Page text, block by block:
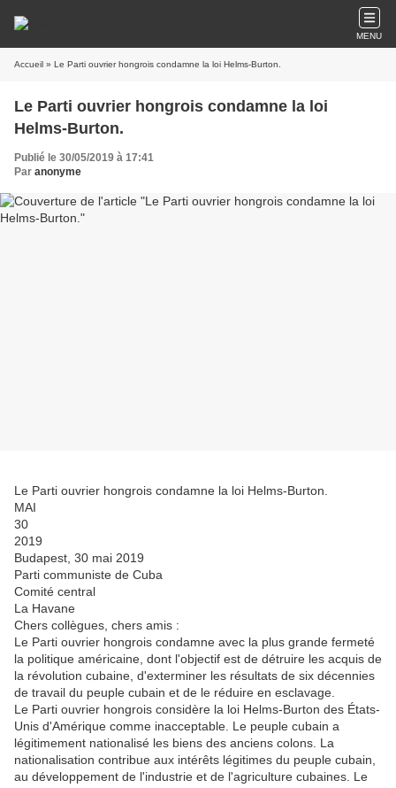
MENU
Accueil » Le Parti ouvrier hongrois condamne la loi Helms-Burton.
Le Parti ouvrier hongrois condamne la loi
Helms-Burton.
Publié le 30/05/2019 à 17:41
Par anonyme
Le Parti ouvrier hongrois condamne la loi Helms-Burton.
MAI
30
2019
Budapest, 30 mai 2019
Parti communiste de Cuba
Comité central
La Havane
Chers collègues, chers amis :
Le Parti ouvrier hongrois condamne avec la plus grande fermeté
la politique américaine, dont l'objectif est de détruire les acquis de
la révolution cubaine, d'exterminer les résultats de six décennies
de travail du peuple cubain et de le réduire en esclavage.
Le Parti ouvrier hongrois considère la loi Helms-Burton des États-
Unis d'Amérique comme inacceptable. Le peuple cubain a
légitimement nationalisé les biens des anciens colons. La
nationalisation contribue aux intérêts légitimes du peuple cubain,
au développement de l'industrie et de l'agriculture cubaines. Le